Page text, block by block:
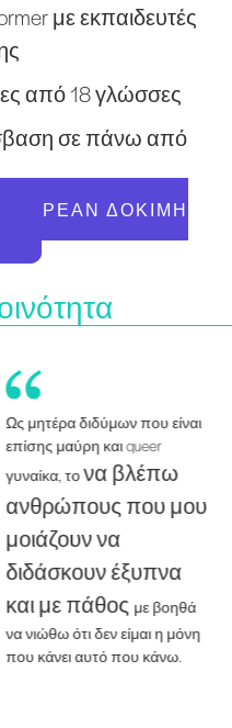
με εκπαιδευτές
από 18 γλώσσες
σε πάνω από
ΔΩΡΕΆΝ ΔΟΚΙΜΉ
που είναι
queer
που μου
με βοηθά
η μόνη
κάνω.